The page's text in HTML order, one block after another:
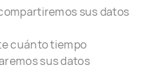
sus datos
cuánto tiempo
sus datos